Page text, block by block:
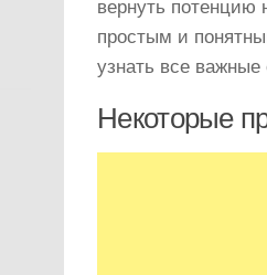
вернуть потенцию
простым и
узнать все
Некоторые